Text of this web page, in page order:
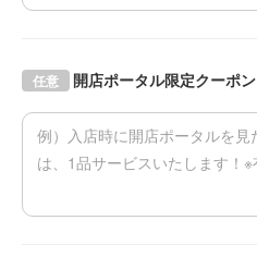
開店ポータル限定クーポン
任意